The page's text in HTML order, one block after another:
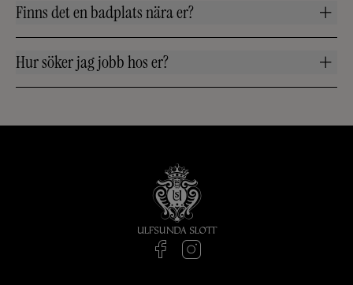
Finns det en badplats nära er?
Hur söker jag jobb hos er?